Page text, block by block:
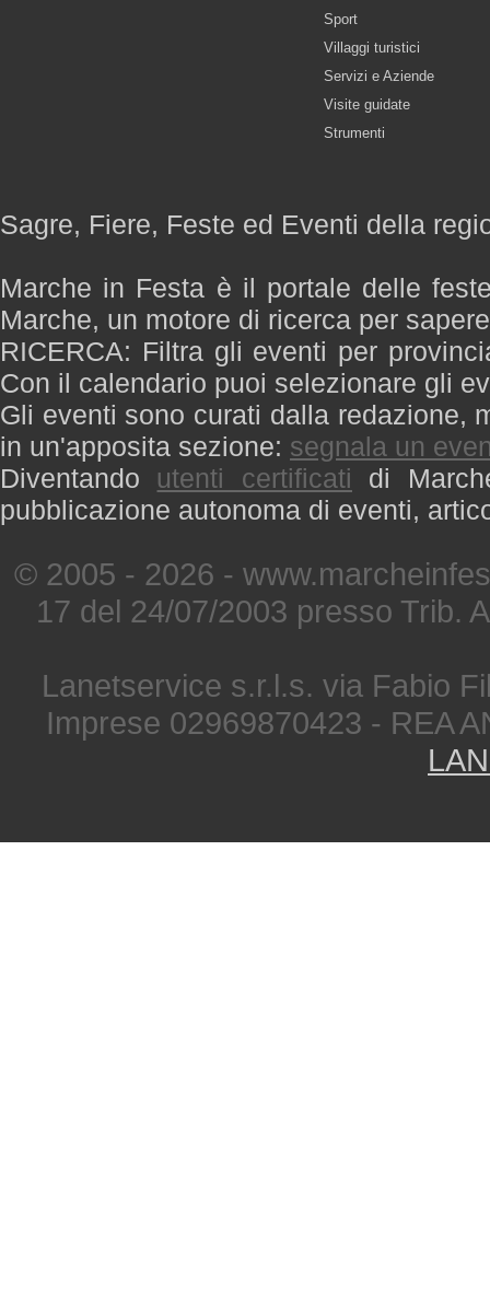
Sport
Villaggi turistici
Servizi e Aziende
Visite guidate
Strumenti
Sagre, Fiere, Feste ed Eventi della
Marche in Festa è il portale delle
Marche, un motore di ricerca per
RICERCA: Filtra gli eventi per
Con il calendario puoi selezionare gli
Gli eventi sono curati dalla redazione,
in un'apposita sezione: segnala un
Diventando utenti certificati di
pubblicazione autonoma di eventi,
© 2005 - 2026 -
17 del 24/07/2003 presso Trib.
Lanetservice s.r.l.s. via Fabio
Imprese 02969870423 - REA